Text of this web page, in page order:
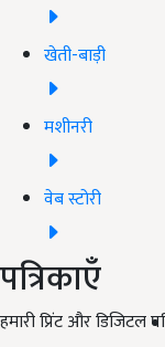
खेती-बाड़ी
मशीनरी
वेब स्टोरी
पत्रिकाएँ
हमारी प्रिंट और डिजिटल